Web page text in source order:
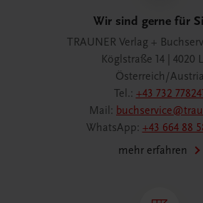
Wir sind gerne für
TRAUNER Verlag +
Köglstraße 14 | 4020
Österreich/Austria
Tel.: +43 732
Mail:
WhatsApp: +43 664 88
mehr erfahren